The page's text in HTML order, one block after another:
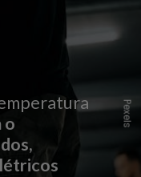
o
Pexels